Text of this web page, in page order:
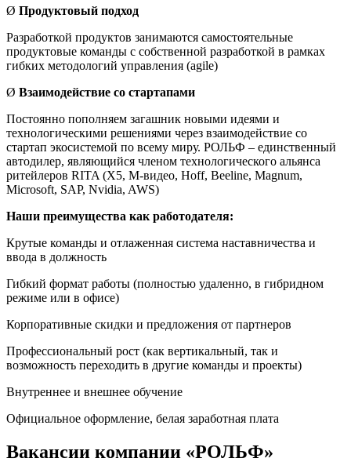
Ø Продуктовый подход
Разработкой продуктов занимаются самостоятельные
продуктовые команды c собственной разработкой в рамках
гибких методологий управления (agile)
Ø Взаимодействие со стартапами
Постоянно пополняем загашник новыми идеями и
технологическими решениями через взаимодействие со
стартап экосистемой по всему миру. РОЛЬФ – единственный
автодилер, являющийся членом технологического альянса
ритейлеров RITA (X5, М-видео, Hoff, Beeline, Magnum,
Microsoft, SAP, Nvidia, AWS)
Наши преимущества как работодателя:
Крутые команды и отлаженная система наставничества и
ввода в должность
Гибкий формат работы (полностью удаленно, в гибридном
режиме или в офисе)
Корпоративные скидки и предложения от партнеров
Профессиональный рост (как вертикальный, так и
возможность переходить в другие команды и проекты)
Внутреннее и внешнее обучение
Официальное оформление, белая заработная плата
Вакансии компании «РОЛЬФ»